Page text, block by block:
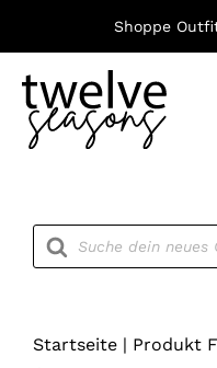
springen
Shoppe
Products
search
Startseite| Produkt